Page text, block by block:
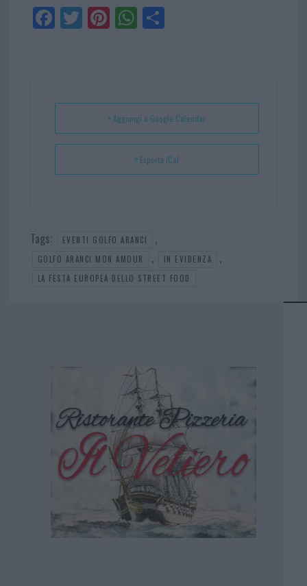
Fa
ce
Tw
itt
Pi
nt
t
W
ha
p
Sh
+ Aggiungi a Google Calendar
+ Esporta iCal
Tags: EVENTI GOLFO ARANCI ,
GOLFO ARANCI MON AMOUR , IN EVIDENZA ,
LA FESTA EUROPEA DELLO STREET FOOD